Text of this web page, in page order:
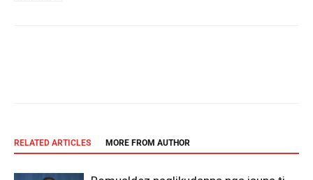
RELATED ARTICLES MORE FROM AUTHOR